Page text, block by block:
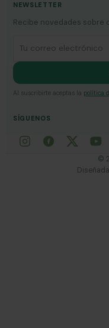
NEWSLETTER
Recibe novedades sobre
Al suscribirte aceptas la política
SÍGUENOS
©